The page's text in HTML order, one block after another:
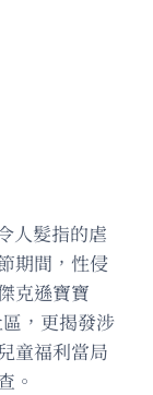
人髮指的虐
期間，性侵
克遜寶寶
，更揭發涉
童福利當局
。